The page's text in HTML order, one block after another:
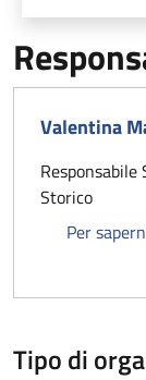
Valentina
Storico
Per
Tipo di